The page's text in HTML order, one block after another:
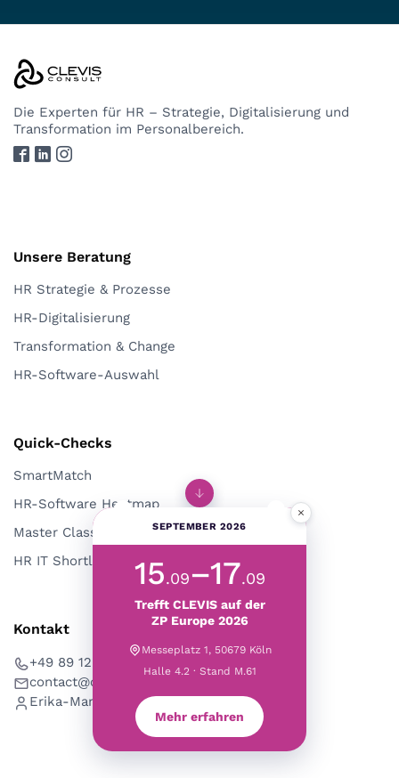
Die Experten für HR – Strategie, Digitalisierung und
Transformation im Personalbereich.
Unsere Beratung
HR Strategie & Prozesse
HR-Digitalisierung
Transformation & Change
HR-Software-Auswahl
Quick-Checks
SmartMatch
HR-Software Heatmap
Master Class
HR IT Shortlist-Workshop
Kontakt
+49 89 125 09 225
contact@clevis.de
Erika-Mann-Str. 53, 80636 München
×
SEPTEMBER 2026
15.09–17.09
Trefft CLEVIS auf der
ZP Europe 2026
Messeplatz 1, 50679 Köln
Halle 4.2 · Stand M.61
Mehr erfahren